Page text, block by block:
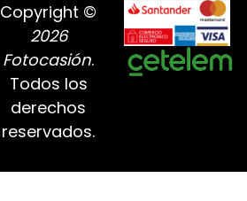
Copyright ©
2026
Fotocasión.
Todos los
derechos
reservados.